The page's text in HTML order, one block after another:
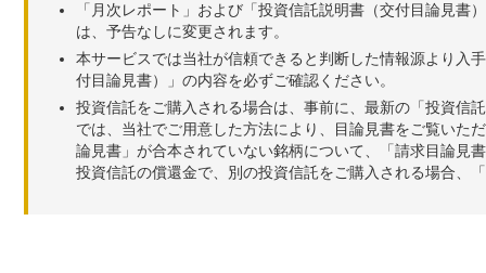
「月次レポート」および「投資信託説明書（交付目論見
は、予告なしに変更されます。
本サービスでは当社が信頼できると判断した情報源より入
付目論見書）」の内容を必ずご確認ください。
投資信託をご購入される場合は、事前に、最新の「投資信
では、当社でご用意した方法により、目論見書をご覧いた
論見書」が合本されていない銘柄について、「請求目論見
投資信託の償還金で、別の投資信託をご購入される場合、